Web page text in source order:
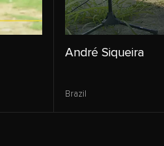
André Siqueira
Brazil